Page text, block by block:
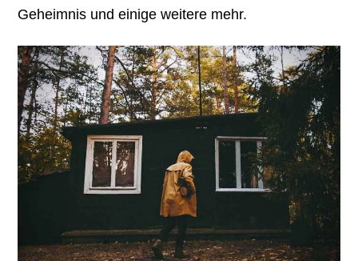
Geheimnis und einige weitere mehr.